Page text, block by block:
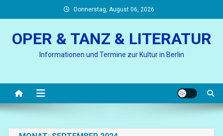
to
Donnerstag, August 06, 2026
OPER & TANZ & LITERATUR
Informationen und Termine zur Kultur in Berlin